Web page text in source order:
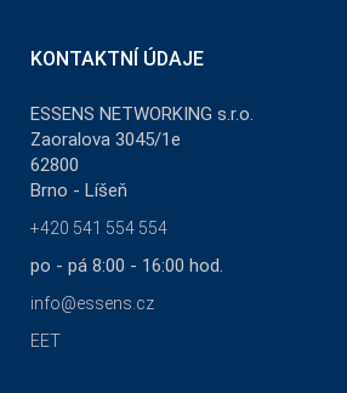
KONTAKTNÍ ÚDAJE
ESSENS NETWORKING s.r.o.
Zaoralova 3045/1e
62800
Brno - Líšeň
+420 541 554 554
po - pá 8:00 - 16:00 hod.
info@essens.cz
EET